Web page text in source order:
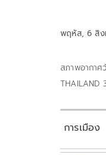
พฤหัส, 6 สิง
สภาพอากาศ
THAILAND
การเมือง